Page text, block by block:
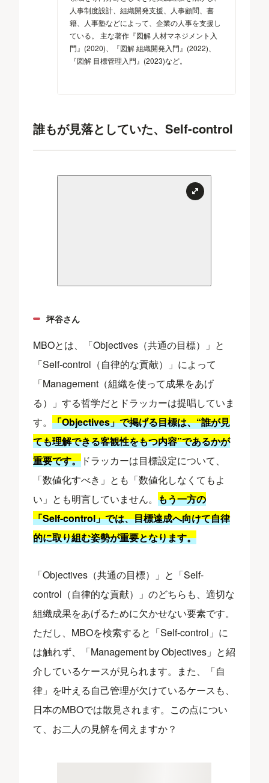
人事制度設計、組織開発支援、人事顧問、書
籍、人事塾などによって、企業の人事を支援し
ている。 主な著作『図解 人材マネジメント入
門』(2020)、『図解 組織開発入門』(2022)、
『図解 目標管理入門』(2023)など。
誰もが見落としていた、Self-control
坪谷さん
MBOとは、「Objectives（共通の目標）」と
「Self-control（自律的な貢献）」によって
「Management（組織を使って成果をあげ
る）」する哲学だとドラッカーは提唱していま
す。「Objectives」で掲げる目標は、“誰が見
ても理解できる客観性をもつ内容”であるかが
重要です。 ドラッカーは目標設定について、
「数値化すべき」とも「数値化しなくてもよ
い」とも明言していません。もう一方の
「Self-control」では、目標達成へ向けて自律
的に取り組む姿勢が重要となります。
「Objectives（共通の目標）」と「Self-
control（自律的な貢献）」のどちらも、適切な
組織成果をあげるために欠かせない要素です。
ただし、MBOを検索すると「Self-control」に
は触れず、「Management by Objectives」と紹
介しているケースが見られます。また、「自
律」を叶える自己管理が欠けているケースも、
日本のMBOでは散見されます。この点につい
て、お二人の見解を伺えますか？